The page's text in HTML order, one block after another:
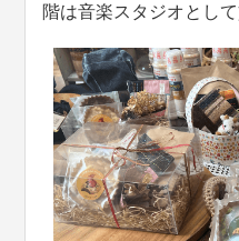
階は音楽スタジオとし